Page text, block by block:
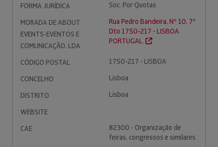
FORMA JURÍDICA
Soc. Por Quotas
MORADA DE ABOUT
EVENTS-EVENTOS E
COMUNICAÇÃO, LDA.
Rua Pedro Bandeira, Nº 10, 7º
Dto 1750-217 - LISBOA.
PORTUGAL.
CÓDIGO POSTAL
1750-217 - LISBOA
CONCELHO
Lisboa
DISTRITO
Lisboa
WEBSITE
CAE
82300 - Organização de
feiras, congressos e similares